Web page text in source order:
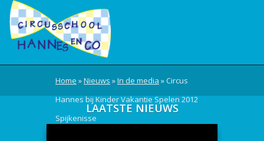
Home »Nieuws »In de media »Circus
Hannes bij Kinder Vakantie Spelen 2012
Spijkenisse
LAATSTE NIEUWS